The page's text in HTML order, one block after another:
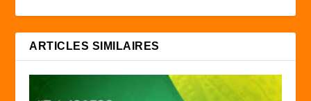
ARTICLES SIMILAIRES